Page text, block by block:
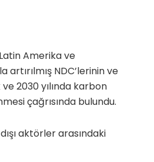
Amerika ve
NDC’lerinin ve
2030 yılında karbon
çağrısında bulundu.
aktörler arasındaki